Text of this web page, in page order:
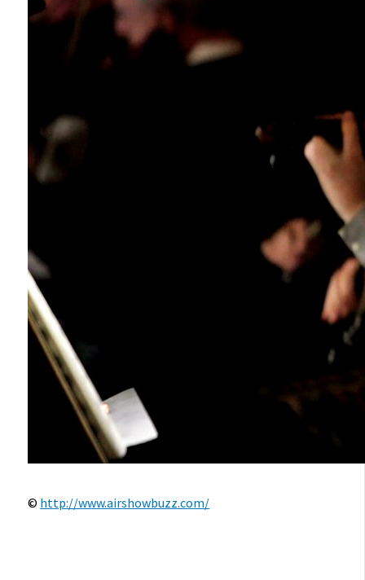
© http://www.airshowbuzz.com/